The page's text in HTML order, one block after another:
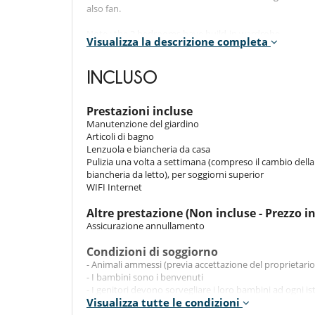
also fan.
Indoors
planet.
You will find 2 bedrooms, 2 bathrooms, an equipped
Outdoors​
You will enjoy the private pool (saltwater and
sea.
itself.
Location
The villa is located in a natural park in the centre of
Visualizza la descrizione completa
INCLUSO
Prestazioni incluse
Manutenzione del giardino
Articoli di bagno
Lenzuola e biancheria da casa
Pulizia una volta a settimana (compreso il cambio della
biancheria da letto), per soggiorni superior
WIFI Internet
Altre prestazione (Non incluse - Prezzo
Assicurazione annullamento
Condizioni di soggiorno
- Animali ammessi (previa accettazione del
- I bambini sono i benvenuti
- I genitori devono sorvegliare i loro bambini ad ogni
- L'organizzazione di eventi in questa proprietà è
Visualizza tutte le condizioni